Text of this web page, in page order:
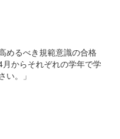
めるべき規範意識の合格
からそれぞれの学年で学
い。」